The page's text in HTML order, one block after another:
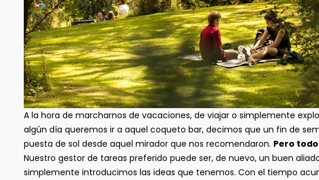
A la hora de marcharnos de vacaciones, de viajar o simplemente
algún día queremos ir a aquel coqueto bar, decimos que un fin de
puesta de sol desde aquel mirador que nos recomendaron. Pero
Nuestro gestor de tareas preferido puede ser, de nuevo, un buen
simplemente introducimos las ideas que tenemos. Con el tiempo